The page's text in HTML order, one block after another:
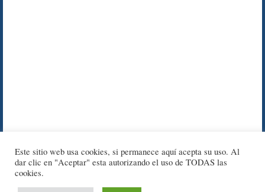
Este sitio web usa cookies, si permanece aquí acepta su uso. Al
dar clic en "Aceptar" esta autorizando el uso de TODAS las
cookies.